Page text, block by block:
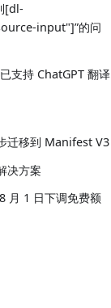
[dl-
input"]”的问
支持 ChatGPT 翻译
迁移到 Manifest V3
决方案
月 1 日下调免费额